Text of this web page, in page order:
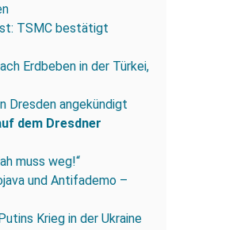
TSMC bestätigt
Erdbeben in der Türkei,
Dresden angekündigt
dem Dresdner
muss weg!“
und Antifademo –
Krieg in der Ukraine